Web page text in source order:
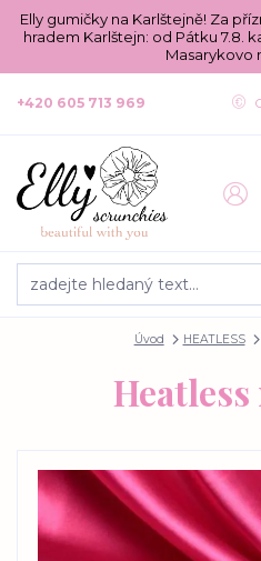
Elly gumičky na Karlštejně! Za
hradem Karlštejn: od Pátku 7.8.
Masarykovo
+420 605 713 969
Úvod HEATLESS